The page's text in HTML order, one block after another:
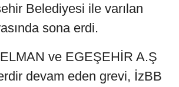
Belediyesi ile varılan
sona erdi.
ve EGEŞEHİR A.Ş
devam eden grevi, İzBB